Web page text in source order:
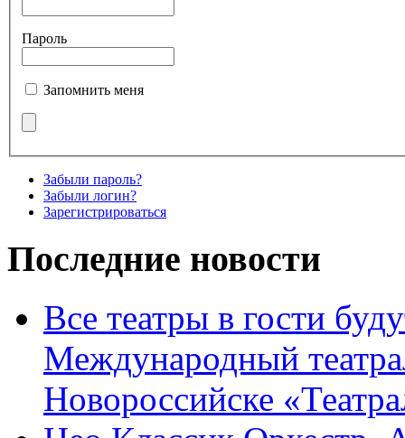
Пароль
Запомнить меня
Забыли пароль?
Забыли логин?
Зарегистрироваться
Последние новости
Все театры в гости
Международный
Новороссийске